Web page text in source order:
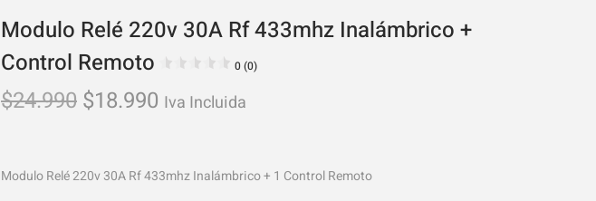
Modulo Relé 220v 30A Rf 433mhz Inalámbrico +
Control Remoto
0 (0)
$24.990 $18.990 Iva Incluida
Modulo Relé 220v 30A Rf 433mhz Inalámbrico + 1 Control Remoto